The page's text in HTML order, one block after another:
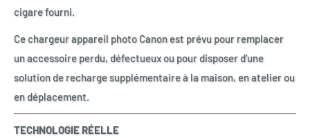
cigare fourni.
Ce chargeur appareil photo Canon est prévu pour remplacer
un accessoire perdu, défectueux ou pour disposer d’une
solution de recharge supplémentaire à la maison, en atelier ou
en déplacement.
TECHNOLOGIE RÉELLE